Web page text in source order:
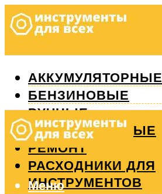
АККУМУЛЯТОРНЫЕ
БЕНЗИНОВЫЕ
РУЧНЫЕ
ИЗМЕРИТЕЛЬНЫЕ
РЕМОНТ
РАСХОДНИКИ ДЛЯ
ИНСТРУМЕНТОВ
Меню